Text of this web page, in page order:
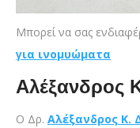
Mπορεί να σας
για ινομυώματα
Αλέξανδρος
Ο Δρ. Αλέξανδρος Κ.